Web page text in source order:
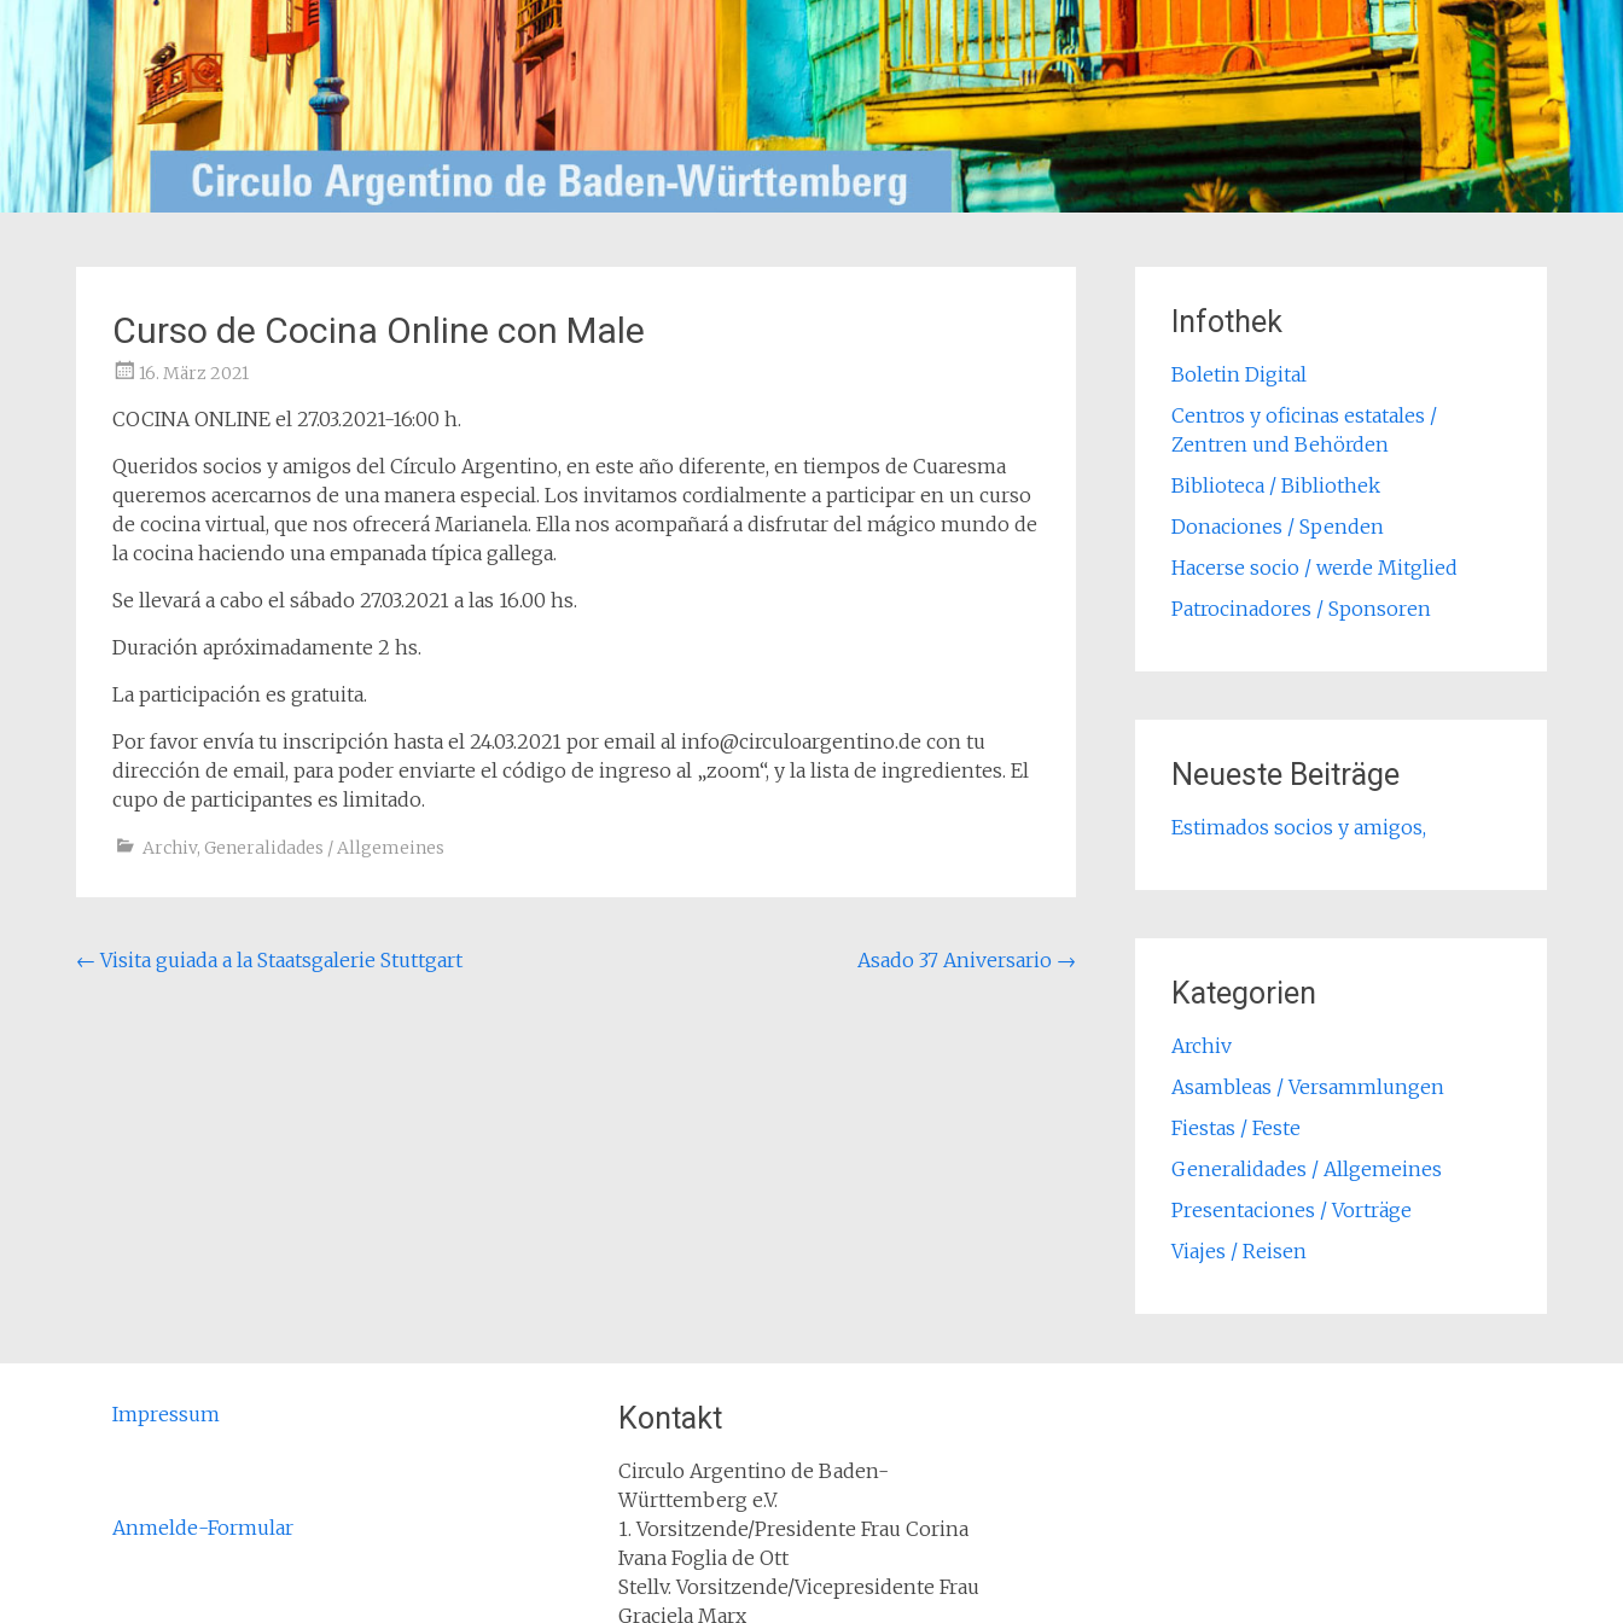
Curso de Cocina Online con Male
16. März 2021
COCINA ONLINE el 27.03.2021-16:00 h.
Queridos socios y amigos del Círculo Argentino, en este año diferente, en tiempos de Cuaresma
queremos acercarnos de una manera especial. Los invitamos cordialmente a participar en un curso
de cocina virtual, que nos ofrecerá Marianela. Ella nos acompañará a disfrutar del mágico mundo de
la cocina haciendo una empanada típica gallega.
Se llevará a cabo el sábado 27.03.2021 a las 16.00 hs.
Duración apróximadamente 2 hs.
La participación es gratuita.
Por favor envía tu inscripción hasta el 24.03.2021 por email al info@circuloargentino.de con tu
dirección de email, para poder enviarte el código de ingreso al „zoom“, y la lista de ingredientes. El
cupo de participantes es limitado.
Archiv, Generalidades / Allgemeines
Post
← Visita guiada a la Staatsgalerie Stuttgart Asado 37 Aniversario →
Infothek
Boletin Digital
Centros y oficinas estatales /
Zentren und Behörden
Biblioteca / Bibliothek
Donaciones / Spenden
Hacerse socio / werde Mitglied
Patrocinadores / Sponsoren
Neueste Beiträge
Estimados socios y amigos,
Kategorien
Archiv
Asambleas / Versammlungen
Fiestas / Feste
Generalidades / Allgemeines
Presentaciones / Vorträge
Viajes / Reisen
Impressum
Anmelde-Formular
Kontakt
Circulo Argentino de Baden-
Württemberg e.V.
1. Vorsitzende/Presidente Frau Corina
Ivana Foglia de Ott
Stellv. Vorsitzende/Vicepresidente Frau
Graciela Marx